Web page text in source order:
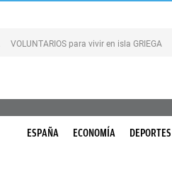
VOLUNTARIOS para vivir en isla GRIEGA
ESPAÑA ECONOMÍA DEPORTES